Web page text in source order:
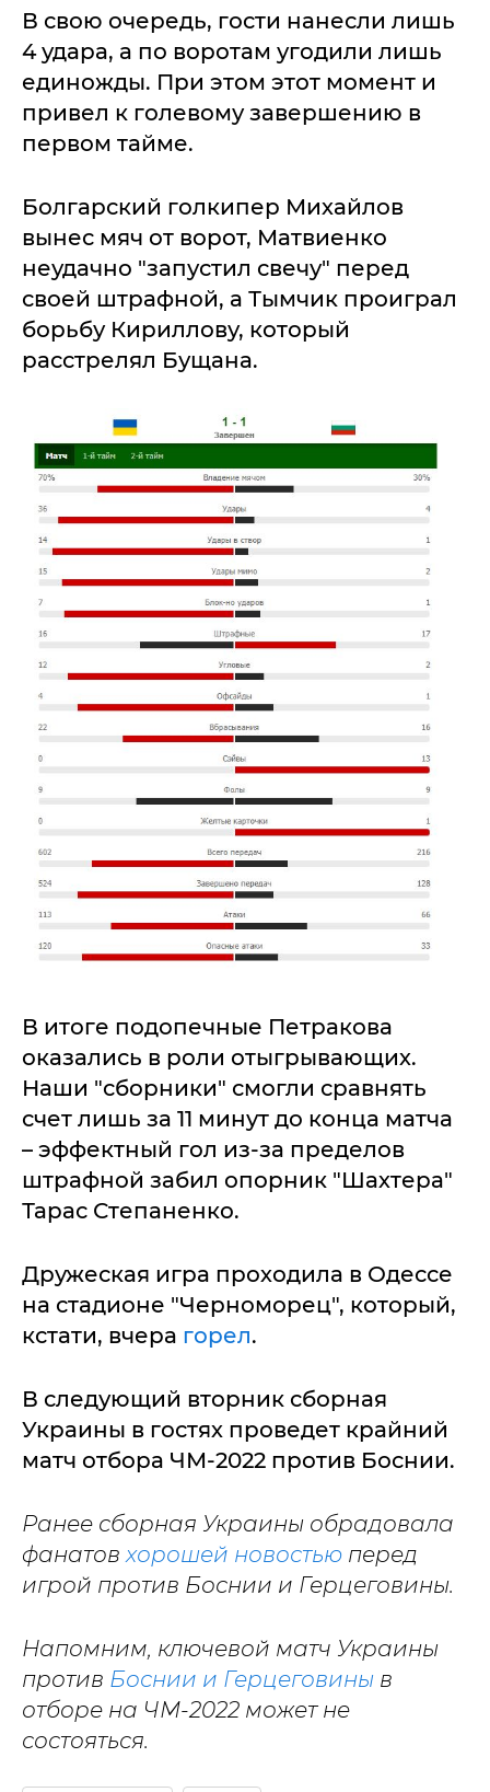
В свою очередь, гости нанесли лишь
4 удара, а по воротам угодили лишь
единожды. При этом этот момент и
привел к голевому завершению в
первом тайме.
Болгарский голкипер Михайлов
вынес мяч от ворот, Матвиенко
неудачно "запустил свечу" перед
своей штрафной, а Тымчик проиграл
борьбу Кириллову, который
расстрелял Бущана.
В итоге подопечные Петракова
оказались в роли отыгрывающих.
Наши "сборники" смогли сравнять
счет лишь за 11 минут до конца матча
– эффектный гол из-за пределов
штрафной забил опорник "Шахтера"
Тарас Степаненко.
Дружеская игра проходила в Одессе
на стадионе "Черноморец", который,
кстати, вчера горел.
В следующий вторник сборная
Украины в гостях проведет крайний
матч отбора ЧМ-2022 против Боснии.
Ранее сборная Украины обрадовала
фанатовхорошей новостью перед
игрой против Боснии и Герцеговины.
Напомним, ключевой матч Украины
против Боснии и Герцеговины в
отборе на ЧМ-2022 может не
состояться.